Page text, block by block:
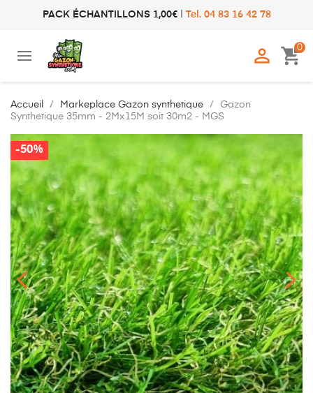
PACK ÉCHANTILLONS 1,00€| Tel. 04 83 16 42 78
 shopping_cart
0
Accueil Markeplace Gazon synthetique
Gazon
Synthetique 35mm - 2Mx15M soit 30m2 - MGS
-50%
-50%